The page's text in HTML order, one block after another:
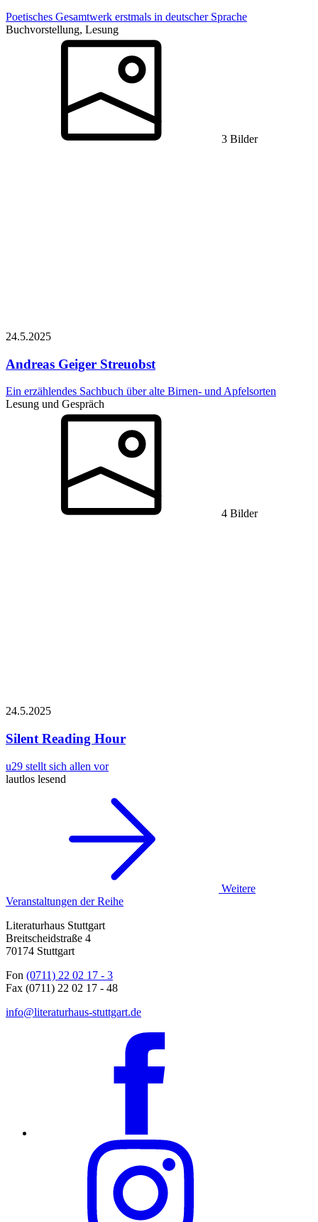
Poetisches Gesamtwerk erstmals in deutscher Sprache
Buchvorstellung, Lesung
3 Bilder
24.5.2025
Andreas Geiger Streuobst
Ein erzählendes Sachbuch über alte Birnen- und Apfelsorten
Lesung und Gespräch
4 Bilder
24.5.2025
Silent Reading Hour
u29 stellt sich allen vor
lautlos lesend
Weitere
Veranstaltungen der Reihe
Literaturhaus Stuttgart
Breitscheidstraße 4
70174 Stuttgart
Fon (0711) 22 02 17 - 3
Fax (0711) 22 02 17 - 48
info@literaturhaus-stuttgart.de